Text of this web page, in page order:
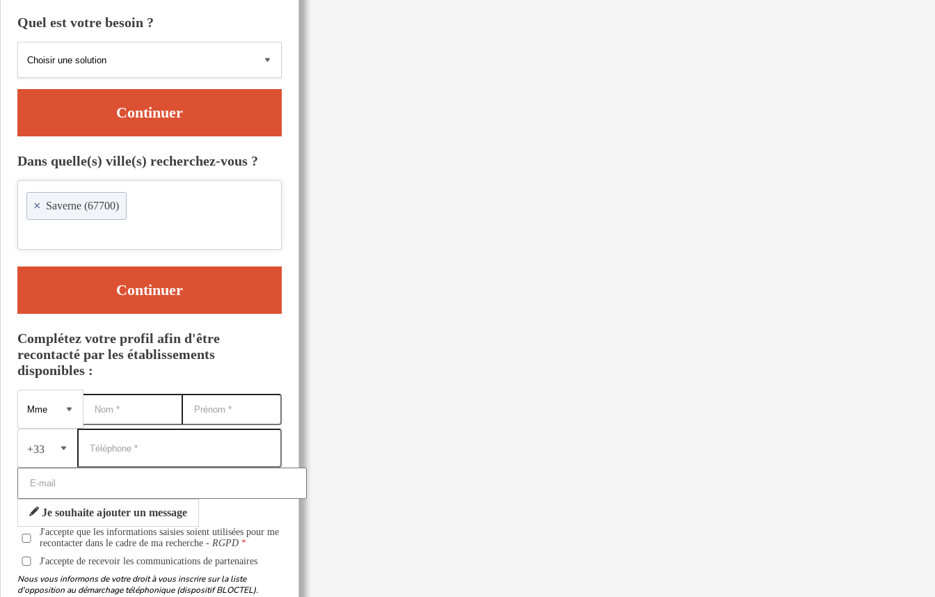
Quel est votre besoin ?
Continuer
Dans quelle(s) ville(s) recherchez-vous ?
× Saverne (67700)
Continuer
Complétez votre profil afin d'être
recontacté par les établissements
disponibles :
+33
Je souhaite ajouter un message
J'accepte que les informations saisies soient utilisées pour me
recontacter dans le cadre de ma recherche -RGPD
J'accepte de recevoir les communications de partenaires
Nous vous informons de votre droit à vous inscrire sur la liste
d'opposition au démarchage téléphonique (dispositif BLOCTEL).